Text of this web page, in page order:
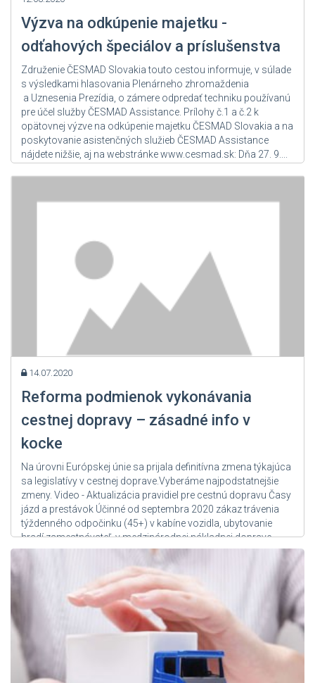
Výzva na odkúpenie majetku -
odťahových špeciálov a príslušenstva
Združenie ČESMAD Slovakia touto cestou informuje, v súlade
s výsledkami hlasovania Plenárneho zhromaždenia
a Uznesenia Prezídia, o zámere odpredať techniku používanú
pre účel služby ČESMAD Assistance. Prílohy č.1 a č.2 k
opätovnej výzve na odkúpenie majetku ČESMAD Slovakia a na
poskytovanie asistenčných služieb ČESMAD Assistance
nájdete nižšie, aj na webstránke www.cesmad.sk: Dňa 27. 9....
Zdroj: User Admin
14.07.2020
Reforma podmienok vykonávania
cestnej dopravy – zásadné info v
kocke
Na úrovni Európskej únie sa prijala definitívna zmena týkajúca
sa legislatívy v cestnej doprave.Vyberáme najpodstatnejšie
zmeny. Video - Aktualizácia pravidiel pre cestnú dopravu Časy
jázd a prestávok Účinné od septembra 2020 zákaz trávenia
týždenného odpočinku (45+) v kabíne vozidla, ubytovanie
hradí zamestnávateľ, v medzinárodnej nákladnej doprave
budú môcť vodiči vykonať dve skrátené týždenné...